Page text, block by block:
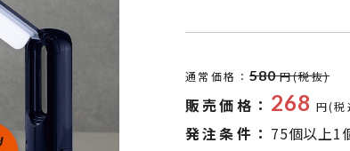
タオル・ハンカチ
傘・レイングッズ
バッグ&ポーチ
501～1,000円
1,000～2,000円
2,000～3,000円
通常価格： 580 円(税抜)
販売価格： 268 円(
発注条件： 75個以上1